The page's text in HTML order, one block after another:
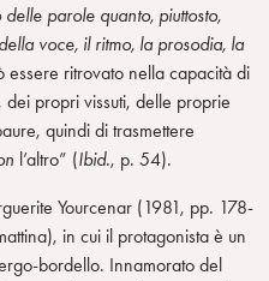
parole quanto, piuttosto,
voce, il ritmo, la prosodia, la
essere ritrovato nella capacità di
propri vissuti, delle proprie
quindi di trasmettere
l’altro” (Ibid., p. 54).
Yourcenar (1981, pp. 178-
in cui il protagonista è un
bordello. Innamorato del